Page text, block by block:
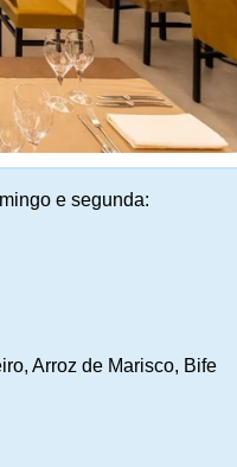
e segunda:
Arroz de Marisco, Bife